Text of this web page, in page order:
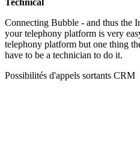
Connecting Bubble - and thus the
your telephony platform is very
telephony platform but one thing
have to be a technician to do it.
Possibilités d'appels sortants CRM